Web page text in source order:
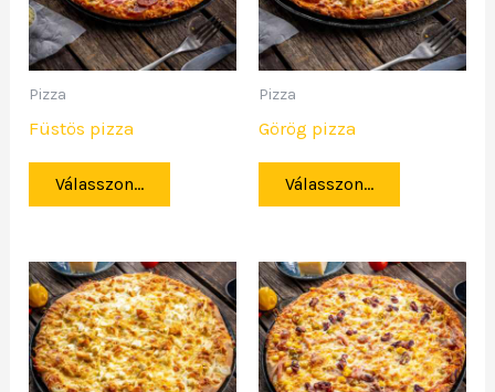
Pizza
Füstös pizza
Válasszon...
Pizza
Görög pizza
Válasszon...